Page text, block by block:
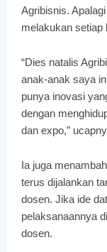
Agribisnis.
melakukan setiap
“Dies natalis
anak-anak saya
punya inovasi
dengan
dan expo,”
Ia juga
terus dijalankan
dosen. Jika ide
pelaksanaannya
dosen.